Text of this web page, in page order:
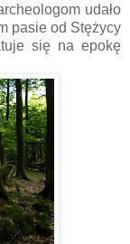
udało
pasie od Stężycy
się na epokę